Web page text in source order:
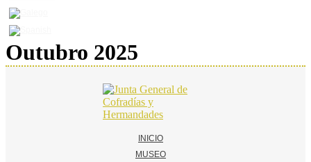
Outubro 2025
INICIO
MUSEO